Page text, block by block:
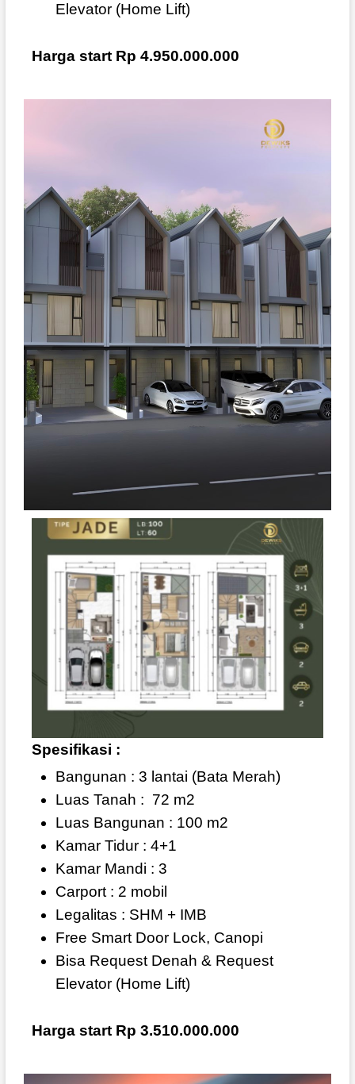
Elevator (Home Lift)
Harga start Rp 4.950.000.000
Spesifikasi :
Bangunan : 3 lantai (Bata Merah)
Luas Tanah : 72 m2
Luas Bangunan : 100 m2
Kamar Tidur : 4+1
Kamar Mandi : 3
Carport : 2 mobil
Legalitas : SHM + IMB
Free Smart Door Lock, Canopi
Bisa Request Denah & Request
Elevator (Home Lift)
Harga start Rp 3.510.000.000